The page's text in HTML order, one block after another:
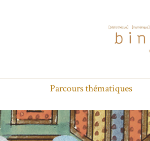
Parcours thématiques